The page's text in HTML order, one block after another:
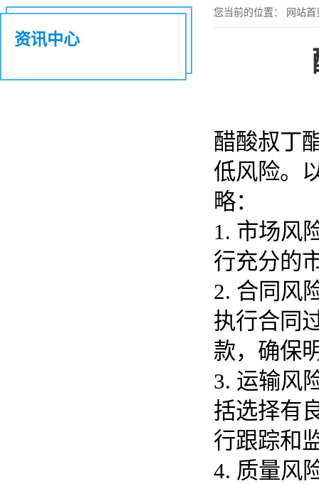
资讯中心
您当前的位置： 网站首
醋酸叔丁
低风险。
略：
1. 市场风
行充分的
2. 合同风
执行合同
款，确保
3. 运输风
括选择有
行跟踪和
4. 质量风